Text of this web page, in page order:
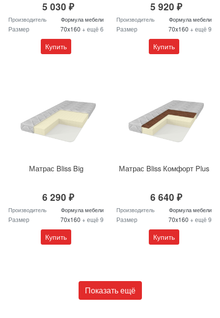
5 030 ₽
Производитель Формула мебели
Размер 70x160 + ещё 6
Купить
5 920 ₽
Производитель Формула мебели
Размер 70x160 + ещё 9
Купить
Матрас Bliss Big
6 290 ₽
Производитель Формула мебели
Размер 70x160 + ещё 9
Купить
Матрас Bliss Комфорт Plus
6 640 ₽
Производитель Формула мебели
Размер 70x160 + ещё 9
Купить
Показать ещё